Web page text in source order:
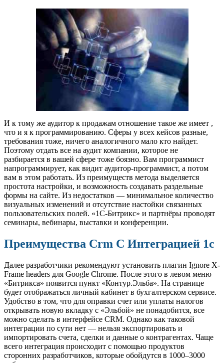
И к тому же аудитор к продажам отношение такое же имеет ,
что и я к программированию. Сферы у всех кейсов разные,
требования тоже, ничего аналогичного мало кто найдет.
Поэтому отдать все на аудит компании, которое не
разбирается в вашей сфере тоже боязно. Вам программист
напрограммирует, как видит аудитор-программист, а потом
вам в этом работать. Из преимуществ метода выделяется
простота настройки, и возможность создавать раздельные
формы на сайте. Из недостатков — минимальное количество
визуальных изменений и отсутствие настойки связанных
пользовательских полей. «1С-Битрикс» и партнёры проводят
семинары, вебинары, выставки и конференции.
Преимущества Crm С Интеграцией 1с
Далее разработчики рекомендуют установить плагин Ignore X-
Frame headers для Google Chrome. После этого в левом меню
«Битрикса» появится пункт «Контур.Эльба». На странице
будет отображаться личный кабинет в бухгалтерском сервисе.
Удобство в том, что для оправки счет или уплаты налогов
открывать новую вкладку с «Эльбой» не понадобится, все
можно сделать в интерфейсе CRM. Однако как таковой
интеграции по сути нет — нельзя экспортировать и
импортировать счета, сделки и данные о контрагентах. Чаще
всего интеграция происходит с помощью продуктов
сторонних разработчиков, которые обойдутся в 1000–3000